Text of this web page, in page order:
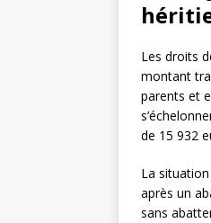
Les droits
montant
parents et
de 15 932
La
après un
sans